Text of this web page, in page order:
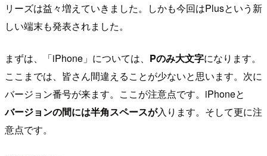
リーズは益々増えていきました。しかも今回はPlusという新
しい端末も発表されました。
まずは、「iPhone」については、 Pのみ大文字になります。
ここまでは、皆さん間違えることが少ないと思います。次に
バージョン番号が来ます。ここが注意点です。iPhoneと
バージョンの間には半角スペースが入ります。そして更に注
意点です。